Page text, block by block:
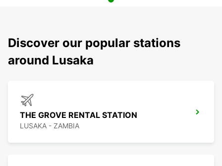
Discover our popular stations
around Lusaka
THE GROVE RENTAL STATION
LUSAKA - ZAMBIA